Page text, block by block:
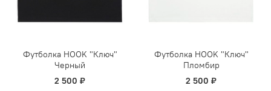
Футболка HOOK "Ключ"
Черный
2 500 ₽
Футболка HOOK "Ключ"
Пломбир
2 500 ₽